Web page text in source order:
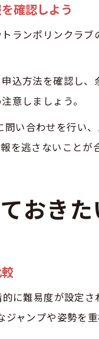
確認しよう
ランポリンクラ
込方法を確認し
意しましょう。
い合わせを行い
を逃さないことが
おき
に難易度が設定
ャンプや姿勢